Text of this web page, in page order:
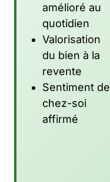
amélioré au
quotidien
Valorisation
du bien à la
revente
Sentiment de
chez-soi
affirmé